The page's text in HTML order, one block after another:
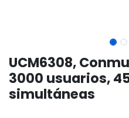
UCM6308,
3000 usuarios,
simultáneas